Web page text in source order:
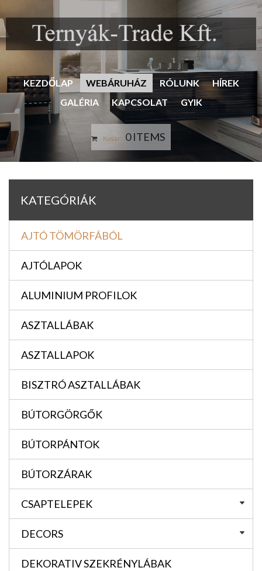
KEZDŐLAP WEBÁRUHÁZ RÓLUNK
HÍREK
GALÉRIA
KAPCSOLAT GYIK
Kosár: 0 ITEMS
KATEGÓRIÁK
AJTÓ TÖMÖRFÁBÓL
AJTÓLAPOK
ALUMINIUM PROFILOK
ASZTALLÁBAK
ASZTALLAPOK
BISZTRÓ ASZTALLÁBAK
BÚTORGÖRGŐK
BÚTORPÁNTOK
BÚTORZÁRAK
CSAPTELEPEK
DECORS
DEKORATIV SZEKRÉNYLÁBAK